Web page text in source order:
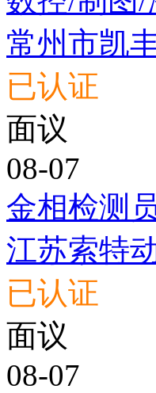
常州市凯
已认证
面议
08-07
金相检测
江苏索特
已认证
面议
08-07